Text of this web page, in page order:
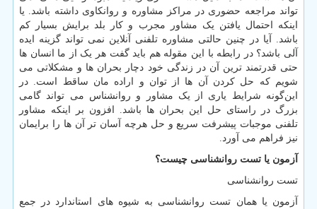
تواند مراجعه حضوری در مراکز مشاوره و روانکاوی داشته باشد. یا
اینکه احتمال یافتن یک مشاور مجرب و کار بلد برایش بسیار کم
باشد. آیا در چنین حالتی مشاوره تلفنی آنلاین نمی تواند گزینه ایده
آلی باشد؟ در رابطه با این مقوله هم باید گفت هر یک از ما انسان ها
حتی قدرتمند ترین آن در زندگی خود دچار بحران ها و مشکلاتی می
شویم که حل کردن آن ها از توان و اراده مان ساقط است. در
این‌گونه شرایط یاری از یک مشاور و روانشناس می تواند گامی
بزرگ در راستای حل این بحران ها باشد. افزون بر اینکه مشاور
تلفنی موجبات پیشرفت سریع و حل هرچه آسان تر آن ها را برایمان
نیز فراهم می آورد.
آزمون یا تست روانشناسی چیست؟
تست روانشناسی
آزمون یا همان تست روانشناسی به شیوه های استاندارد در جمع